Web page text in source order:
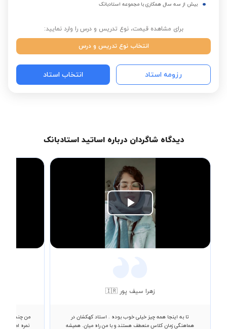
بیش از سه سال همکاری با مجموعه استادبانک
برای مشاهده قیمت، نوع تدریس و درس را وارد نمایید:
انتخاب نوع تدریس و درس
رزومه استاد انتخاب استاد
دیدگاه شاگردان درباره اساتید استادبانک
Play
Video
زهرا سیف پور 🇮🇷
تا به اینجا همه چیز خیلی خوب بوده . استاد کهکشان در
هماهنگی زمان کلاس منعطف هستند و با من راه میان. همیشه
من چند سال